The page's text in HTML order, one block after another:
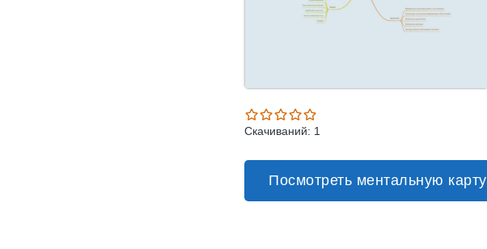
Скачиваний: 1
Посмотреть ментальную карту